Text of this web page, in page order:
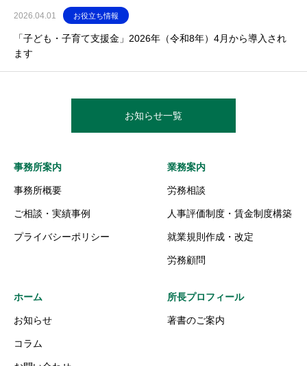
2026.04.01 お役立ち情報
「子ども・子育て支援金」2026年（令和8年）4月から導入され
ます
お知らせ一覧
事務所案内
事務所概要
ご相談・実績事例
プライバシーポリシー
業務案内
労務相談
人事評価制度・賃金制度構築
就業規則作成・改定
労務顧問
ホーム
お知らせ
コラム
所長プロフィール
著書のご案内